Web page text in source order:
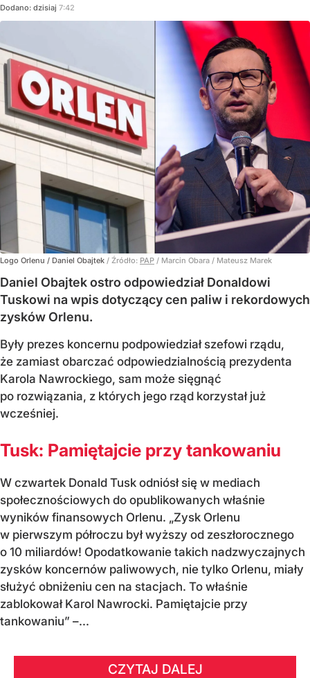
Dodano: dzisiaj 7:42
Logo Orlenu / Daniel Obajtek / Źródło: PAP / Marcin Obara / Mateusz Marek
Daniel Obajtek ostro odpowiedział Donaldowi
Tuskowi na wpis dotyczący cen paliw i rekordowych
zysków Orlenu.
Były prezes koncernu podpowiedział szefowi rządu,
że zamiast obarczać odpowiedzialnością prezydenta
Karola Nawrockiego, sam może sięgnąć
po rozwiązania, z których jego rząd korzystał już
wcześniej.
Tusk: Pamiętajcie przy tankowaniu
W czwartek Donald Tusk odniósł się w mediach
społecznościowych do opublikowanych właśnie
wyników finansowych Orlenu. „Zysk Orlenu
w pierwszym półroczu był wyższy od zeszłorocznego
o 10 miliardów! Opodatkowanie takich nadzwyczajnych
zysków koncernów paliwowych, nie tylko Orlenu, miały
służyć obniżeniu cen na stacjach. To właśnie
zablokował Karol Nawrocki. Pamiętajcie przy
tankowaniu” –...
CZYTAJ DALEJ